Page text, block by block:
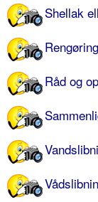
Shellak
Råd og